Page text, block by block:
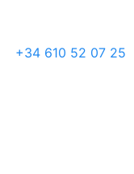
+34 610 52 07 25